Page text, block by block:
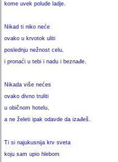
kome uvek polude ladje.
Nikad ti niko neće
ovako u krvotok uliti
poslednju nežnost celu,
i pronaći u tebi i nadu i beznađe.
Nikada više nećes
ovako divno truliti
u običnom hotelu,
a ne želeti ipak odavde da izađeš.
Ti si najukusnija krv sveta
koju sam upio hlebom